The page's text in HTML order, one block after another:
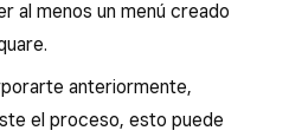
al menos un menú creado
anteriormente,
el proceso, esto puede